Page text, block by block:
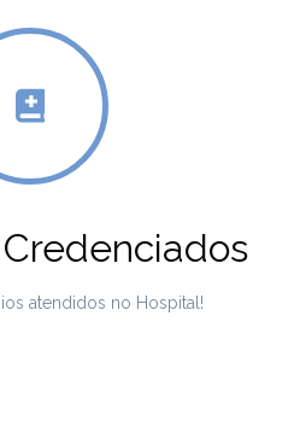
atendidos no Hospital!